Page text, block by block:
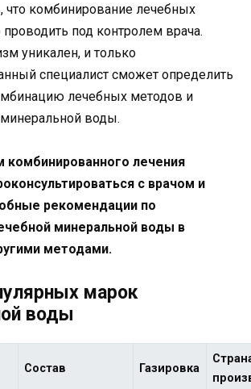
что комбинирование лечебных
под контролем врача.
уникален, и только
специалист сможет определить
лечебных методов и
воды.
комбинированного лечения
с врачом и
рекомендации по
минеральной воды в
методами.
марок
воды
Состав Газировка